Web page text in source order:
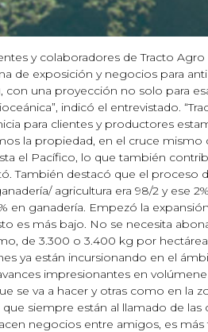
y colaboradores de Tracto
de exposición y negocios para
con una proyección no solo para
indicó el entrevistado.
para clientes y productores
la propiedad, en el cruce
el Pacífico, lo que también
También destacó que el proceso
agricultura era 98/2 y ese
en ganadería. Empezó la
es más bajo. No se necesita
de 3.300 o 3.400 kg por
ya están incursionando en el
impresionantes en
se va a hacer y otras como en la
siempre están al llamado de
negocios entre amigos, es